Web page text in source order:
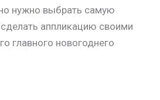
нужно выбрать самую
аппликацию своими
главного новогоднего